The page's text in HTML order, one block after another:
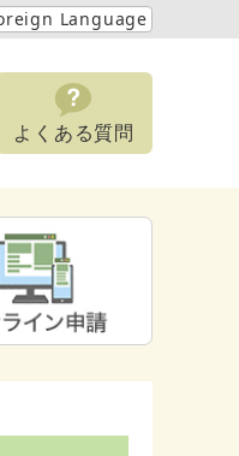
Language
よくある質問